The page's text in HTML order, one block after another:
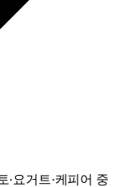
·요거트·케피어 중